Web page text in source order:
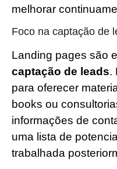
melhorar
Foco na captação de
Landing pages são
captação de leads.
para oferecer
books ou
informações de
uma lista de
trabalhada